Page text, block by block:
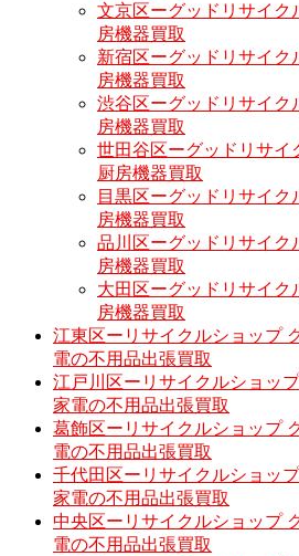
文京区ーグッドリサイク
房機器買取
新宿区ーグッドリサイク
房機器買取
渋谷区ーグッドリサイク
房機器買取
世田谷区ーグッドリサイ
厨房機器買取
目黒区ーグッドリサイ
房機器買取
品川区ーグッドリサイク
房機器買取
大田区ーグッドリサイク
房機器買取
江東区ーリサイクルショップ
電の不用品出張買取
江戸川区ーリサイクルショッ
家電の不用品出張買取
葛飾区ーリサイクルショップ
電の不用品出張買取
千代田区ーリサイクルショッ
家電の不用品出張買取
中央区ーリサイクルショップ
電の不用品出張買取